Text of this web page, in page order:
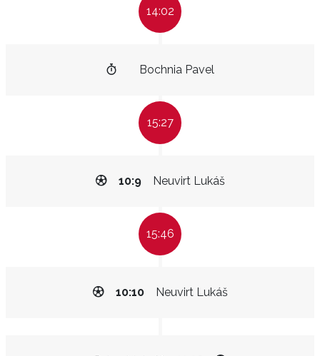
14:02
Bochnia Pavel
15:27
Neuvirt Lukáš
10:9
15:46
Neuvirt Lukáš
10:10